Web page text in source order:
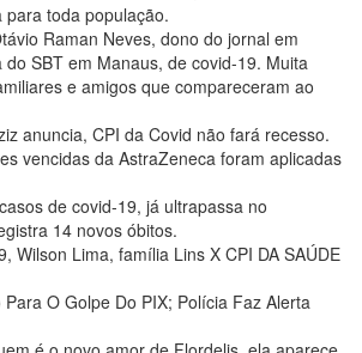
para toda população.
Raman Neves, dono do jornal em
do SBT em Manaus, de covid-19. Muita
e amigos que compareceram ao
anuncia, CPI da Covid não fará recesso.
vencidas da AstraZeneca foram aplicadas
de covid-19, já ultrapassa no
14 novos óbitos.
Wilson Lima, família Lins X CPI DA SAÚDE
Para O Golpe Do PIX; Polícia Faz Alerta